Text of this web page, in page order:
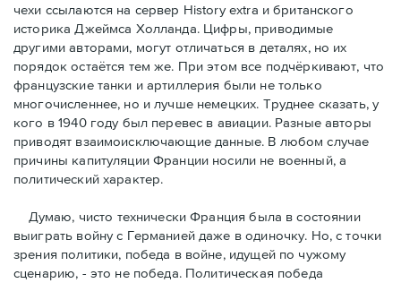
чехи ссылаются на сервер History extra и британского
историка Джеймса Холланда. Цифры, привoдимые
другими авторами, могут отличаться в деталях, но их
порядок остаётся тем же. При этом все подчёркивают, что
французские танки и артиллерия были не только
многочисленнее, но и лучше немецких. Труднее сказать, у
кого в 1940 году был перевес в авиации. Разные авторы
приводят взаимоисключающие данные. В любом случае
причины капитуляции Франции носили не военный, а
политический характер.
Думаю, чисто технически Франция была в состоянии
выиграть войну с Германией даже в одиночку. Но, с точки
зрения политики, победа в войне, идущей по чужому
сценарию, - это не победа. Политическая победа